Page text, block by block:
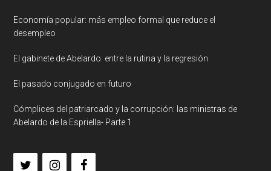
Economía popular: más empleo formal que reduce el
desempleo
El gabinete de Abelardo: entre la rutina y la regresión
El pasado conjugado en futuro
Cómplices del patriarcado y la corrupción: las ministras de
Abelardo de la Espriella- Parte 1